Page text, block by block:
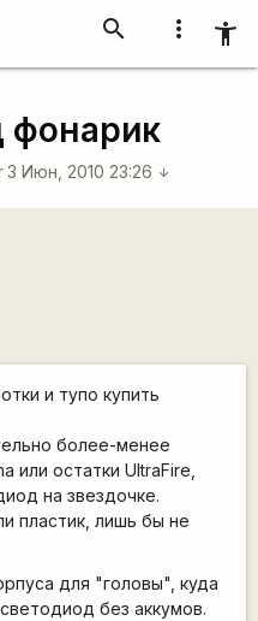
more_vert accessibility_new
search
фонарик
3 Июн, 2010 23:26 arrow_downward
и тупо купить
более-менее
или остатки UltraFire,
на звездочке.
пластик, лишь бы не
для "головы", куда
без аккумов.